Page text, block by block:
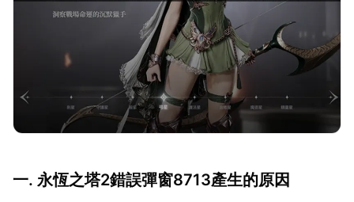
一. 永恆之塔2錯誤彈窗8713產生的原因